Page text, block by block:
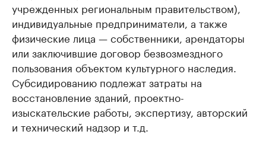
учрежденных региональным правительством),
индивидуальные предприниматели, а также
физические лица — собственники, арендаторы
или заключившие договор безвозмездного
пользования объектом культурного наследия.
Субсидированию подлежат затраты на
восстановление зданий, проектно-
изыскательские работы, экспертизу, авторский
и технический надзор и т.д.